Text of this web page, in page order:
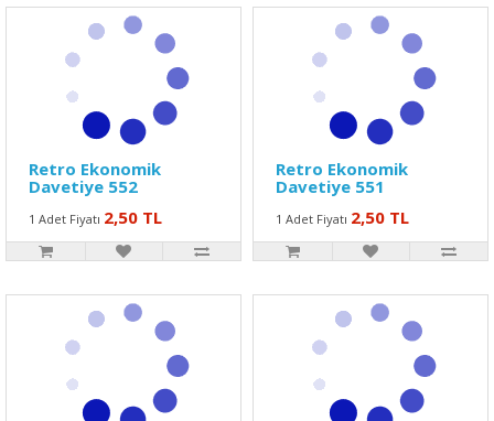
Retro Ekonomik
Davetiye 552
1 Adet Fiyatı 2,50 TL
Retro Ekonomik
Davetiye 551
1 Adet Fiyatı 2,50 TL